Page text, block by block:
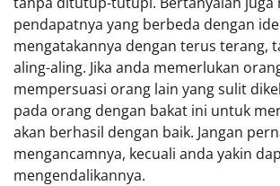
pendapatnya yang berbeda dengan
mengatakannya dengan terus terang,
aling-aling. Jika anda memerlukan
mempersuasi orang lain yang sulit
pada orang dengan bakat ini untuk
akan berhasil dengan baik. Jangan
mengancamnya, kecuali anda yakin
mengendalikannya.